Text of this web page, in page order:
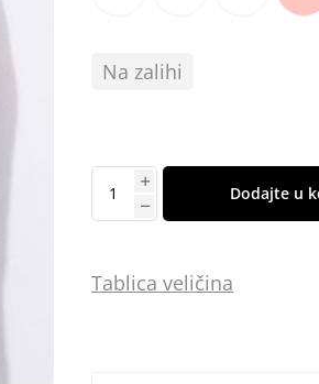
Na zalihi
Dodajte u
Tablica veličina